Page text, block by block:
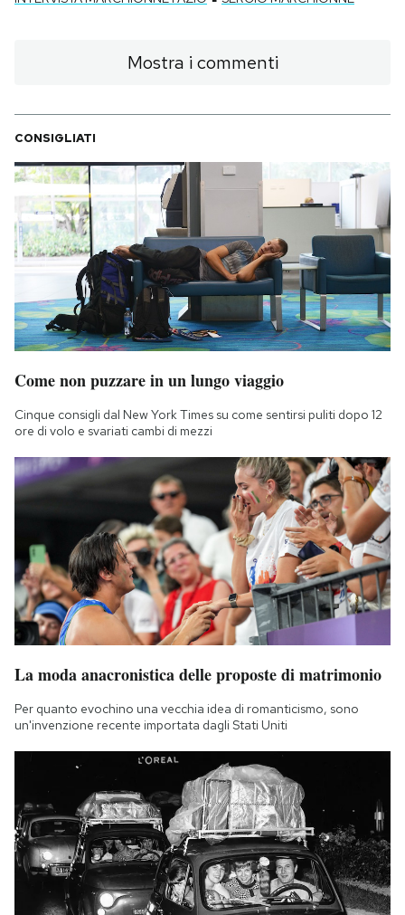
Mostra i commenti
CONSIGLIATI
Come non puzzare in un lungo viaggio
Cinque consigli dal New York Times su come sentirsi puliti dopo 12
ore di volo e svariati cambi di mezzi
La moda anacronistica delle proposte di matrimonio
Per quanto evochino una vecchia idea di romanticismo, sono
un'invenzione recente importata dagli Stati Uniti